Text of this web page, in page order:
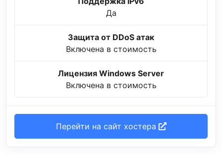
Да
Защита от DDoS атак
Включена в стоимость
Лицензия Windows Server
Включена в стоимость
Перейти на сайт хостера